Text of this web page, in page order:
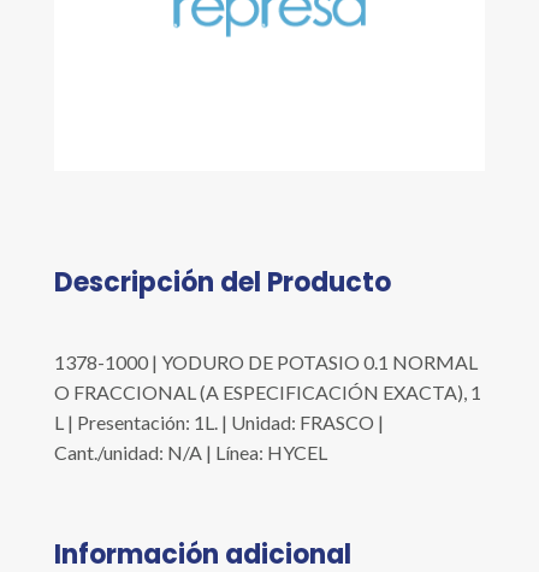
Descripción del Producto
1378-1000 | YODURO DE POTASIO 0.1 NORMAL
O FRACCIONAL (A ESPECIFICACIÓN EXACTA), 1
L | Presentación: 1L. | Unidad: FRASCO |
Cant./unidad: N/A | Línea: HYCEL
Información adicional